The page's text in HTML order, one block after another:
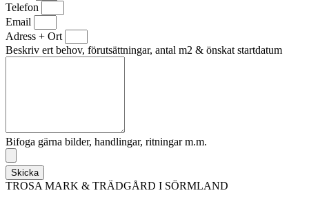
Telefon
Email
Adress + Ort
Beskriv ert behov, förutsättningar, antal m2 & önskat startdatum
Bifoga gärna bilder, handlingar, ritningar m.m.
Skicka
TROSA MARK & TRÄDGÅRD I SÖRMLAND